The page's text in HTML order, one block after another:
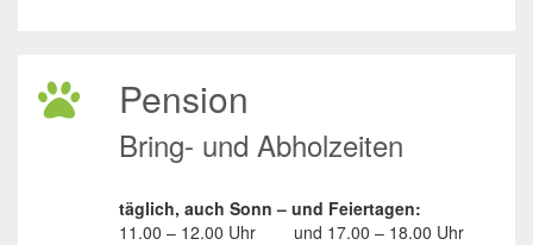
Pension
Bring- und Abholzeiten
täglich, auch Sonn – und Feiertagen:
11.00 – 12.00 Uhr
und 17.00 – 18.00 Uhr